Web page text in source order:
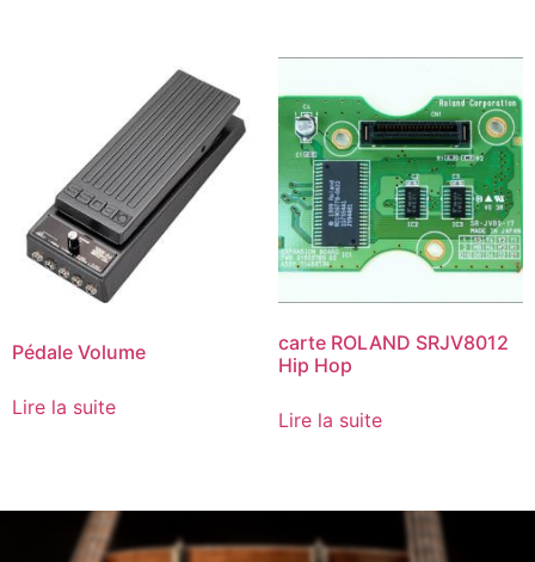
Pédale Volume
Lire la suite
carte ROLAND SRJV8012
Hip Hop
Lire la suite